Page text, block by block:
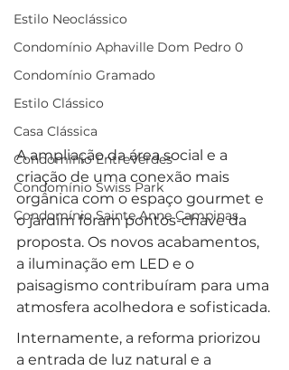
Estilo Neoclássico
Condomínio Aphaville Dom Pedro 0
Condomínio Gramado
Estilo Clássico
Casa Clássica
Condomínio EntreVerdes
Condomínio Swiss Park
Condomínio Sainte Anne Campinas
A ampliação da área social e a
criação de uma conexão mais
orgânica com o espaço gourmet e
o jardim foram pontos-chave da
proposta. Os novos acabamentos,
a iluminação em LED e o
paisagismo contribuíram para uma
atmosfera acolhedora e sofisticada.
Internamente, a reforma priorizou
a entrada de luz natural e a